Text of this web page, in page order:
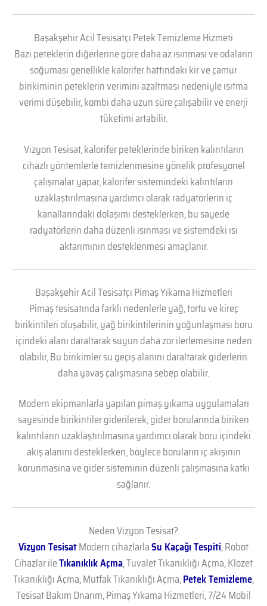
Başakşehir Acil Tesisatçı Petek Temizleme Hizmeti
Bazı peteklerin diğerlerine göre daha az ısınması ve odaların
soğuması genellikle kalorifer hattındaki kir ve çamur
birikiminin peteklerin verimini azaltması nedeniyle ısıtma
verimi düşebilir, kombi daha uzun süre çalışabilir ve enerji
tüketimi artabilir.
Vizyon Tesisat, kalorifer peteklerinde biriken kalıntıların
cihazlı yöntemlerle temizlenmesine yönelik profesyonel
çalışmalar yapar, kalorifer sistemindeki kalıntıların
uzaklaştırılmasına yardımcı olarak radyatörlerin iç
kanallarındaki dolaşımı desteklerken, bu sayede
radyatörlerin daha düzenli ısınması ve sistemdeki ısı
aktarımının desteklenmesi amaçlanır.
Başakşehir Acil Tesisatçı Pimaş Yıkama Hizmetleri
Pimaş tesisatında farklı nedenlerle yağ, tortu ve kireç
birikintileri oluşabilir, yağ birikintilerinin yoğunlaşması boru
içindeki alanı daraltarak suyun daha zor ilerlemesine neden
olabilir, Bu birikimler su geçiş alanını daraltarak giderlerin
daha yavaş çalışmasına sebep olabilir.
Modern ekipmanlarla yapılan pimaş yıkama uygulamaları
sayesinde birikintiler giderilerek, gider borularında biriken
kalıntıların uzaklaştırılmasına yardımcı olarak boru içindeki
akış alanını desteklerken, böylece boruların iç akışının
korunmasına ve gider sisteminin düzenli çalışmasına katkı
sağlanır.
Neden Vizyon Tesisat?
Vizyon TesisatModern cihazlarlaSu Kaçağı Tespiti, Robot
Cihazlar ileTıkanıklık Açma, Tuvalet Tıkanıklığı Açma, Klozet
Tıkanıklığı Açma, Mutfak Tıkanıklığı Açma,Petek Temizleme,
Tesisat Bakım Onarım, Pimaş Yıkama Hizmetleri, 7/24 Mobil